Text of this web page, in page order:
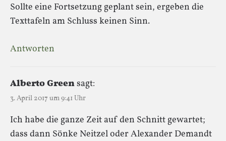
Sollte eine Fortsetzung geplant sein, ergeben die
Texttafeln am Schluss keinen Sinn.
Antworten
Alberto Greensagt:
3. April 2017 um 9:41 Uhr
Ich habe die ganze Zeit auf den Schnitt gewartet;
dass dann Sönke Neitzel oder Alexander Demandt